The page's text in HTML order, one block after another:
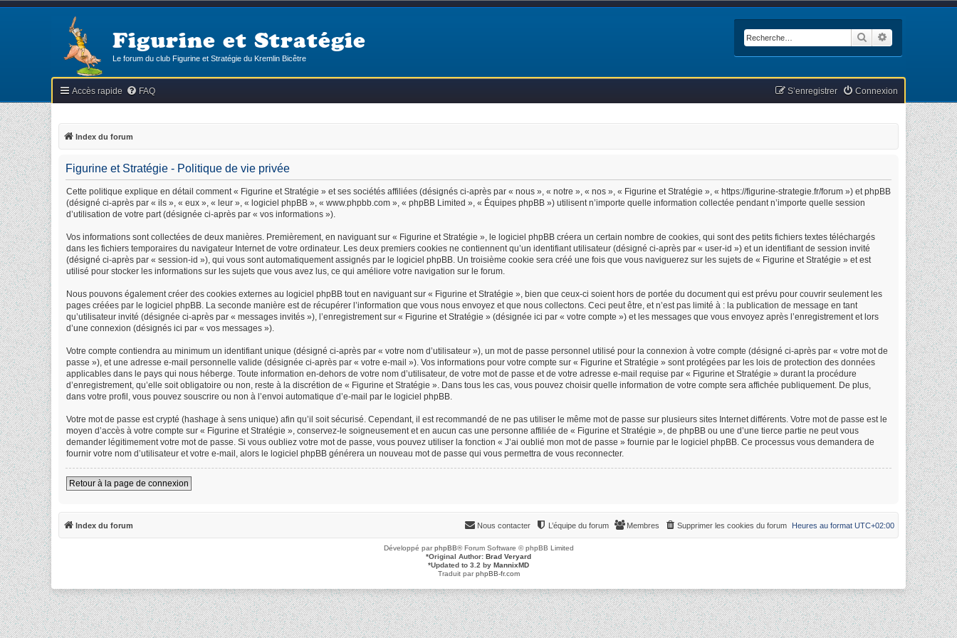
Figurine et Stratégie
Le forum du club Figurine et Stratégie du Kremlin Bicêtre
Rechercher
Accès rapide FAQ Connexion
S’enregistrer
Index du forum
Figurine et Stratégie - Politique de vie privée
Cette politique explique en détail comment « Figurine et Stratégie » et ses sociétés affiliées (désignés ci-après par « nous », « notre », « nos », « Figurine et Stratégie », « https://figurine-strategie.fr/forum ») et phpBB
(désigné ci-après par « ils », « eux », « leur », « logiciel phpBB », « www.phpbb.com », « phpBB Limited », « Équipes phpBB ») utilisent n’importe quelle information collectée pendant n’importe quelle session
d’utilisation de votre part (désignée ci-après par « vos informations »).
Vos informations sont collectées de deux manières. Premièrement, en naviguant sur « Figurine et Stratégie », le logiciel phpBB créera un certain nombre de cookies, qui sont des petits fichiers textes téléchargés
dans les fichiers temporaires du navigateur Internet de votre ordinateur. Les deux premiers cookies ne contiennent qu’un identifiant utilisateur (désigné ci-après par « user-id ») et un identifiant de session invité
(désigné ci-après par « session-id »), qui vous sont automatiquement assignés par le logiciel phpBB. Un troisième cookie sera créé une fois que vous naviguerez sur les sujets de « Figurine et Stratégie » et est
utilisé pour stocker les informations sur les sujets que vous avez lus, ce qui améliore votre navigation sur le forum.
Nous pouvons également créer des cookies externes au logiciel phpBB tout en naviguant sur « Figurine et Stratégie », bien que ceux-ci soient hors de portée du document qui est prévu pour couvrir seulement les
pages créées par le logiciel phpBB. La seconde manière est de récupérer l’information que vous nous envoyez et que nous collectons. Ceci peut être, et n’est pas limité à : la publication de message en tant
qu’utilisateur invité (désignée ci-après par « messages invités »), l’enregistrement sur « Figurine et Stratégie » (désignée ici par « votre compte ») et les messages que vous envoyez après l’enregistrement et lors
d’une connexion (désignés ici par « vos messages »).
Votre compte contiendra au minimum un identifiant unique (désigné ci-après par « votre nom d’utilisateur »), un mot de passe personnel utilisé pour la connexion à votre compte (désigné ci-après par « votre mot de
passe »), et une adresse e-mail personnelle valide (désignée ci-après par « votre e-mail »). Vos informations pour votre compte sur « Figurine et Stratégie » sont protégées par les lois de protection des données
applicables dans le pays qui nous héberge. Toute information en-dehors de votre nom d’utilisateur, de votre mot de passe et de votre adresse e-mail requise par « Figurine et Stratégie » durant la procédure
d’enregistrement, qu’elle soit obligatoire ou non, reste à la discrétion de « Figurine et Stratégie ». Dans tous les cas, vous pouvez choisir quelle information de votre compte sera affichée publiquement. De plus,
dans votre profil, vous pouvez souscrire ou non à l’envoi automatique d’e-mail par le logiciel phpBB.
Votre mot de passe est crypté (hashage à sens unique) afin qu’il soit sécurisé. Cependant, il est recommandé de ne pas utiliser le même mot de passe sur plusieurs sites Internet différents. Votre mot de passe est le
moyen d’accès à votre compte sur « Figurine et Stratégie », conservez-le soigneusement et en aucun cas une personne affiliée de « Figurine et Stratégie », de phpBB ou une d’une tierce partie ne peut vous
demander légitimement votre mot de passe. Si vous oubliez votre mot de passe, vous pouvez utiliser la fonction « J’ai oublié mon mot de passe » fournie par le logiciel phpBB. Ce processus vous demandera de
fournir votre nom d’utilisateur et votre e-mail, alors le logiciel phpBB générera un nouveau mot de passe qui vous permettra de vous reconnecter.
Retour à la page de connexion
Index du forum Heures au format UTC+02:00
Supprimer les cookies du forum
Membres
L’équipe du forum
Nous contacter
Développé parphpBB® Forum Software © phpBB Limited
*Original Author: Brad Veryard
*Updated to 3.2 by MannixMD
Traduit parphpBB-fr.com